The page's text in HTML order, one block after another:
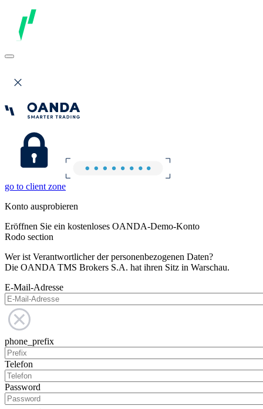
go to client zone
Konto ausprobieren
Eröffnen Sie ein kostenloses OANDA-Demo-Konto
Rodo section
Wer ist Verantwortlicher der personenbezogenen Daten?
Die OANDA TMS Brokers S.A. hat ihren Sitz in Warschau.
E-Mail-Adresse
phone_prefix
Telefon
Password